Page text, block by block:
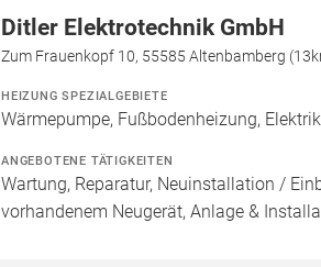
Ditler Elektrotechnik GmbH
Zum Frauenkopf 10, 55585 Altenbamberg
HEIZUNG SPEZIALGEBIETE
Wärmepumpe, Fußbodenheizung,
ANGEBOTENE TÄTIGKEITEN
Wartung, Reparatur, Neuinstallation /
vorhandenem Neugerät, Anlage &